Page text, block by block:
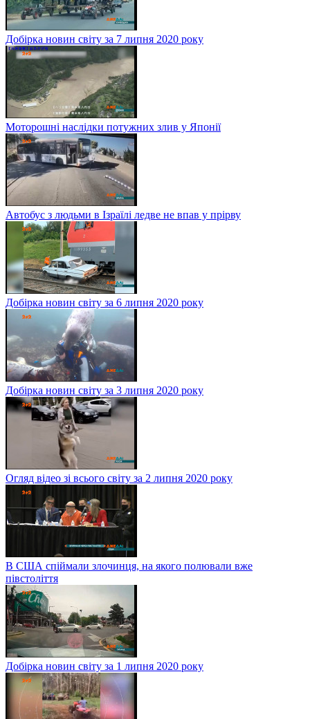
Добірка новин світу за 7 липня 2020 року
Моторошні наслідки потужних злив у Японії
Автобус з людьми в Ізраїлі ледве не впав у прірву
Добірка новин світу за 6 липня 2020 року
Добірка новин світу за 3 липня 2020 року
Огляд відео зі всього світу за 2 липня 2020 року
В США спіймали злочинця, на якого полювали вже
півстоліття
Добірка новин світу за 1 липня 2020 року